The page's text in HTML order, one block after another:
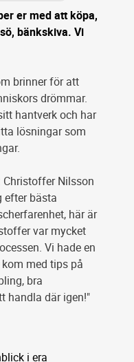
er med att köpa,
bänkskiva. Vi
brinner för att
drömmar.
hantverk och har
lösningar som
Nilsson
efter bästa
här är
var mycket
Vi hade en
med tips på
bra
handla där igen!"
i era